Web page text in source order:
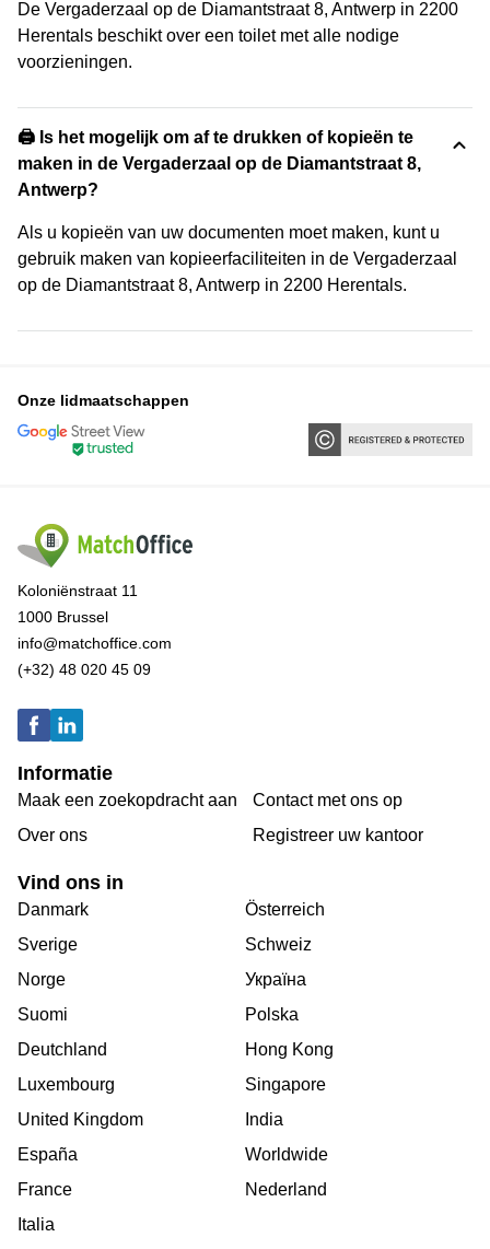
De Vergaderzaal op de Diamantstraat 8, Antwerp in 2200
Herentals beschikt over een toilet met alle nodige
voorzieningen.
🖨️ Is het mogelijk om af te drukken of kopieën te
maken in de Vergaderzaal op de Diamantstraat 8,
Antwerp?
Als u kopieën van uw documenten moet maken, kunt u
gebruik maken van kopieerfaciliteiten in de Vergaderzaal
op de Diamantstraat 8, Antwerp in 2200 Herentals.
Onze lidmaatschappen
Koloniënstraat 11
1000 Brussel
info@matchoffice.com
(+32) 48 020 45 09
Informatie
Maak een zoekopdracht aan
Over ons
Contact met ons op
Registreer uw kantoor
Vind ons in
Danmark
Sverige
Norge
Suomi
Deutchland
Luxembourg
United Kingdom
España
France
Italia
Österreich
Schweiz
Україна
Polska
Hong Kong
Singapore
India
Worldwide
Nederland